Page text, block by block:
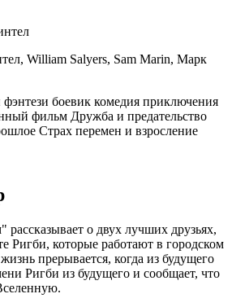
William Salyers, Sam Marin, Марк
фэнтези боевик комедия приключения
фильм Дружба и предательство
Страх перемен и взросление
о двух лучших друзьях,
Ригби, которые работают в городском
прерывается, когда из будущего
Ригби из будущего и сообщает, что